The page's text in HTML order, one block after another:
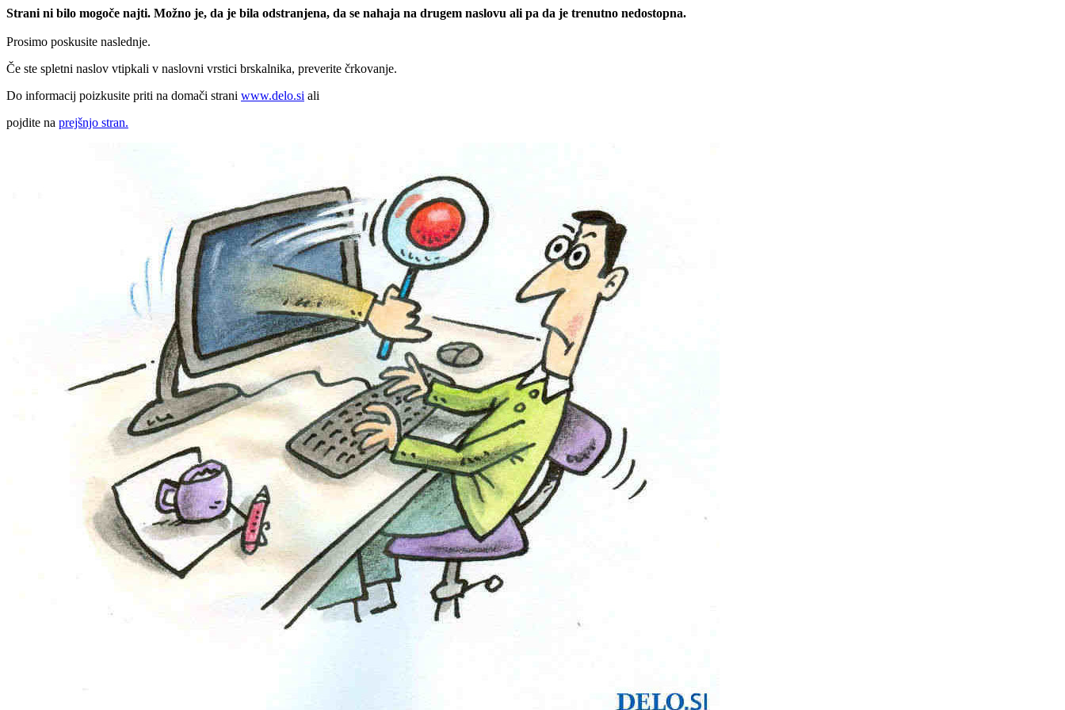
Strani ni bilo mogoče najti. Možno je, da je bila odstranjena, da se nahaja na drugem naslovu ali pa da je trenutno nedostopna.
Prosimo poskusite naslednje.
Če ste spletni naslov vtipkali v naslovni vrstici brskalnika, preverite črkovanje.
Do informacij poizkusite priti na domači strani www.delo.si ali
pojdite na prejšnjo stran.